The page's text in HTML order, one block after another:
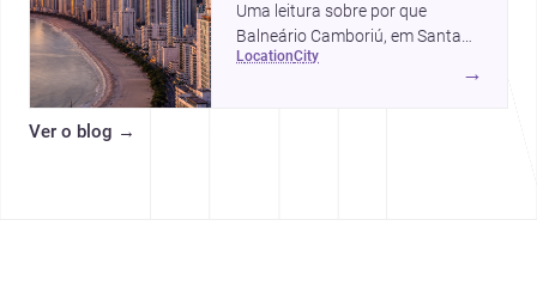
Uma leitura sobre por que
Balneário Camboriú, em Santa
Catarina, virou referência em
location city
→
Ver o blog →